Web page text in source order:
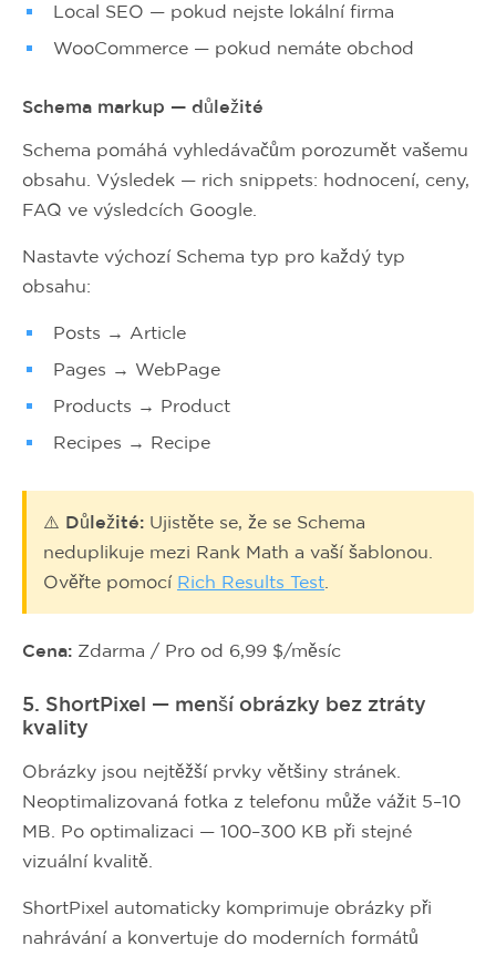
Local SEO — pokud nejste lokální firma
WooCommerce — pokud nemáte obchod
Schema markup — důležité
Schema pomáhá vyhledávačům porozumět vašemu
obsahu. Výsledek — rich snippets: hodnocení, ceny,
FAQ ve výsledcích Google.
Nastavte výchozí Schema typ pro každý typ
obsahu:
Posts → Article
Pages → WebPage
Products → Product
Recipes → Recipe
⚠️ Důležité: Ujistěte se, že se Schema
neduplikuje mezi Rank Math a vaší šablonou.
Ověřte pomocí Rich Results Test
Cena: Zdarma / Pro od 6,99 $/měsíc
5. ShortPixel — menší obrázky bez ztráty
kvality
Obrázky jsou nejtěžší prvky většiny stránek.
Neoptimalizovaná fotka z telefonu může vážit 5–10
MB. Po optimalizaci — 100–300 KB při stejné
vizuální kvalitě.
ShortPixel automaticky komprimuje obrázky při
nahrávání a konvertuje do moderních formátů